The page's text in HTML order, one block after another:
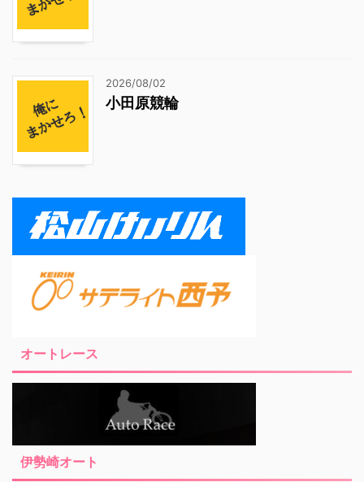
2026/08/02
小田原競輪
オートレース
伊勢崎オート